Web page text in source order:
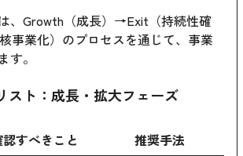
、Growth（成長）→Exit（持続性確
事業化）のプロセスを通じて、事業
す。
スト：成長・拡大フェーズ
すべきこと
推奨手法